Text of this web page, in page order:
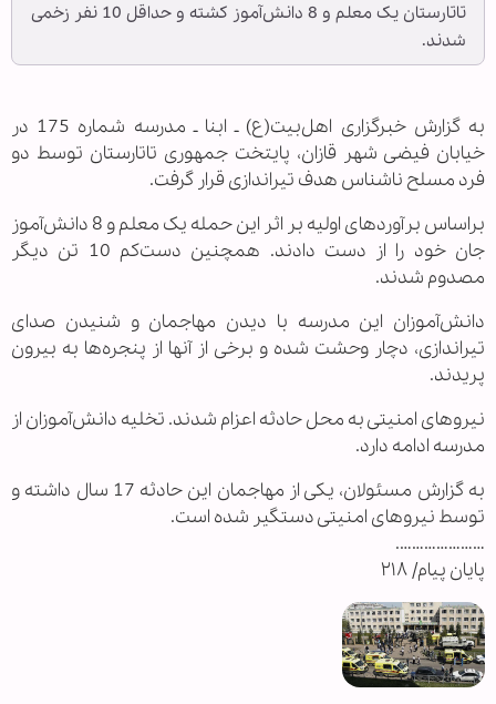
تاتارستان یک معلم و 8 دانش‌آموز کشته و حداقل 10 نفر زخمی
شدند.
به گزارش خبرگزاری اهل‌بیت(ع) ـ ابنا ـ مدرسه شماره 175 در
خیابان فیضی شهر قازان، پایتخت جمهوری تاتارستان توسط دو
فرد مسلح ناشناس هدف تیراندازی قرار گرفت.
براساس برآورد‌های اولیه بر اثر این حمله یک معلم و 8 دانش‌آموز
جان خود را از دست دادند. همچنین دست‌کم 10 تن دیگر
مصدوم شدند.
دانش‌آموزان این مدرسه با دیدن مهاجمان و شنیدن صدای
تیراندازی، دچار وحشت شده و برخی از آنها از پنجره‌ها به بیرون
پریدند.
نیروهای امنیتی به محل حادثه اعزام شدند. تخلیه دانش‌آموزان از
مدرسه ادامه دارد.
به گزارش مسئولان، یکی از مهاجمان این حادثه 17 سال داشته و
توسط نیروهای امنیتی دستگیر شده است.
………………….
پایان پیام/ ۲۱۸